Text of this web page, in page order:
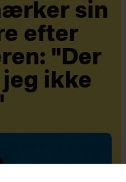
sin
efter
"Der
ikke